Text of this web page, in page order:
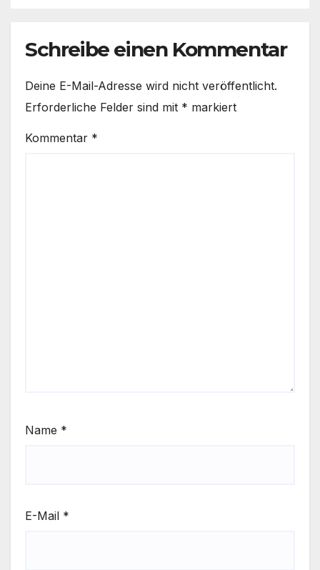
Schreibe einen Kommentar
Deine E-Mail-Adresse wird nicht veröffentlicht.
Erforderliche Felder sind mit * markiert
Kommentar *
Name *
E-Mail *